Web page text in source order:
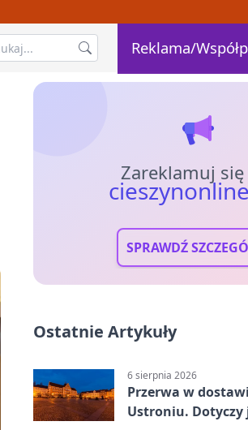
Reklama/
Zareklamuj się
SPRAWDŹ
Ostatnie Artykuły
6 sierpnia 2026
Przerwa w
Ustroniu. Dotyczy